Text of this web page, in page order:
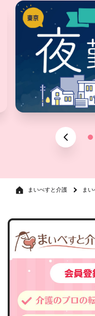
まいべすと介護 ま